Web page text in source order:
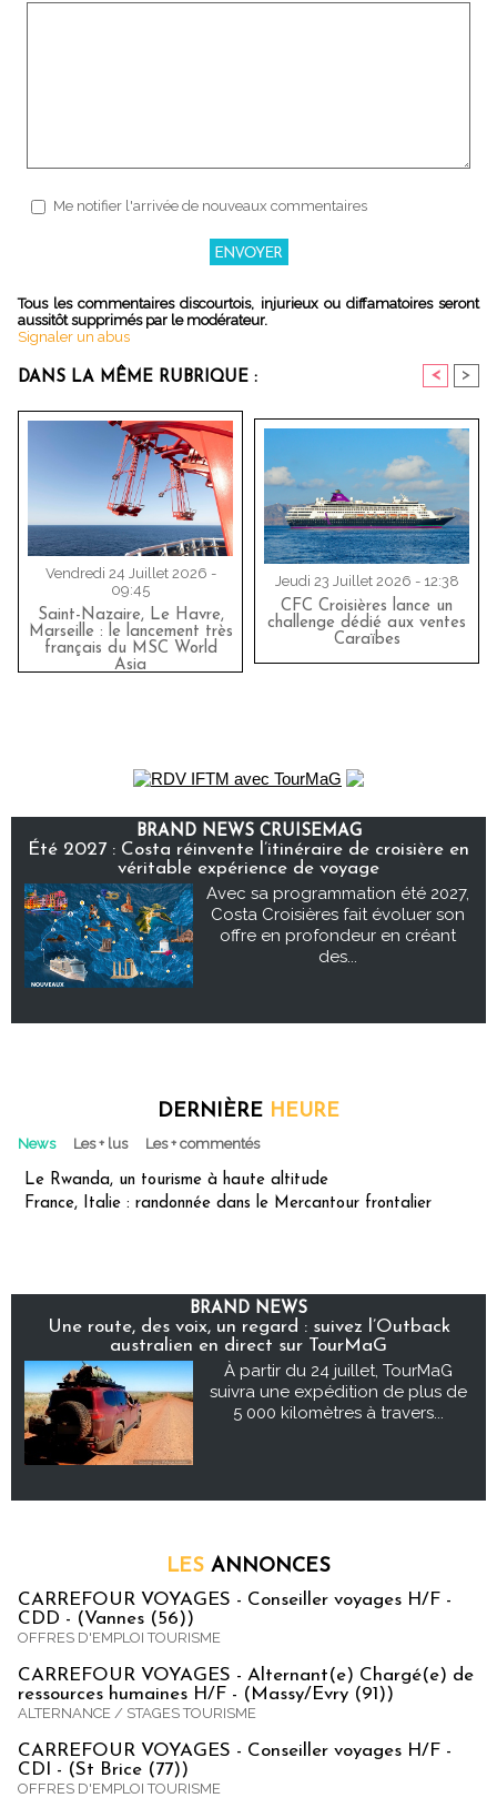
Me notifier l'arrivée de nouveaux commentaires
Tous les commentaires discourtois, injurieux ou diffamatoires seront
aussitôt supprimés par le modérateur.
Signaler un abus
DANS LA MÊME RUBRIQUE : < >
Vendredi 24 Juillet 2026 -
09:45
Saint-Nazaire, Le Havre,
Marseille : le lancement très
français du MSC World
Asia
Jeudi 23 Juillet 2026 - 12:38
CFC Croisières lance un
challenge dédié aux ventes
Caraïbes
BRAND NEWS CRUISEMAG
Été 2027 : Costa réinvente l’itinéraire de croisière en
véritable expérience de voyage
Avec sa programmation été 2027,
Costa Croisières fait évoluer son
offre en profondeur en créant
des...
DERNIÈRE HEURE
News Les + lus Les + commentés
Le Rwanda, un tourisme à haute altitude
France, Italie : randonnée dans le Mercantour frontalier
BRAND NEWS
Une route, des voix, un regard : suivez l’Outback
australien en direct sur TourMaG
À partir du 24 juillet, TourMaG
suivra une expédition de plus de
5 000 kilomètres à travers...
LES ANNONCES
CARREFOUR VOYAGES - Conseiller voyages H/F -
CDD - (Vannes (56))
OFFRES D'EMPLOI TOURISME
CARREFOUR VOYAGES - Alternant(e) Chargé(e) de
ressources humaines H/F - (Massy/Evry (91))
ALTERNANCE / STAGES TOURISME
CARREFOUR VOYAGES - Conseiller voyages H/F -
CDI - (St Brice (77))
OFFRES D'EMPLOI TOURISME